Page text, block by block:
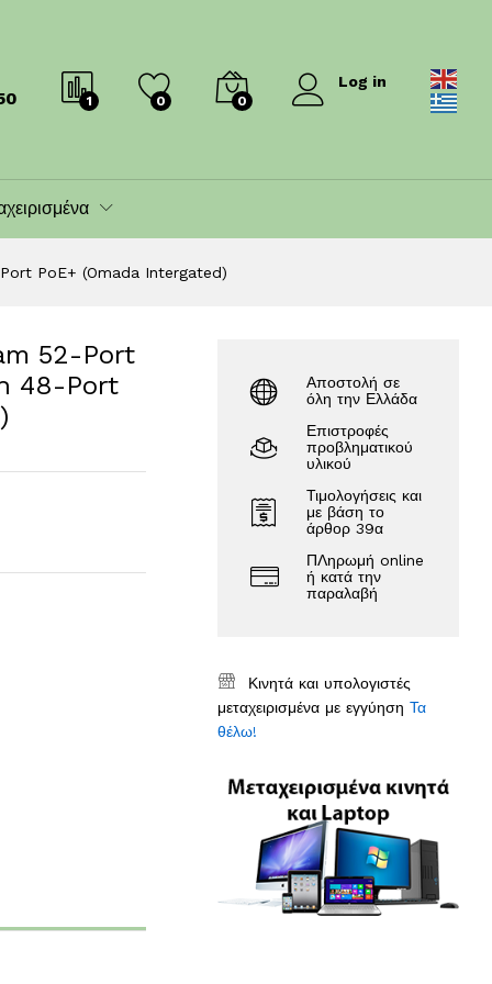
1 0 0
Log in
PoE+ (Omada Intergated)
52-Port
48-Port
Αποστολή σε
όλη την Ελλάδα
Επιστροφές
προβληματικού
υλικού
Τιμολογήσεις και
με βάση το
άρθορ 39α
ΠΛηρωμή online
ή κατά την
παραλαβή
Κινητά και υπολογιστές
μεταχειρισμένα με εγγύησηΤα
θέλω!